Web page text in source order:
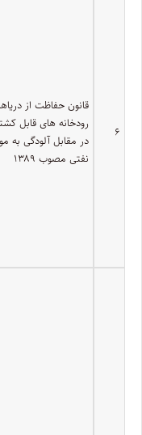
۶
قانون حفاظت از
رودخانه های قابل
در مقابل آلودگی به
نفتی مصوب ۱۳۸۹